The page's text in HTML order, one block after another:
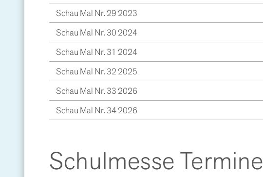
Schau Mal Nr. 29 2023
Schau Mal Nr. 30 2024
Schau Mal Nr. 31 2024
Schau Mal Nr. 32 2025
Schau Mal Nr. 33 2026
Schau Mal Nr. 34 2026
Schulmesse Termine